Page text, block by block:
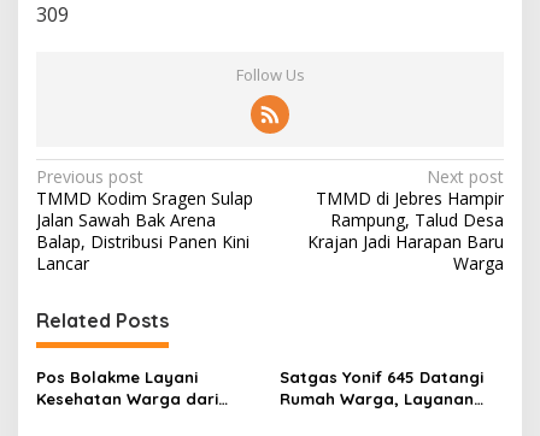
309
Follow Us
P
o
s
n
a
v
Previous post
TMMD Kodim Sragen Sulap
Jalan Sawah Bak Arena
Balap, Distribusi Panen Kini
Lancar
Next post
TMMD di Jebres Hampir
Rampung, Talud Desa
Krajan Jadi Harapan Baru
Warga
Related Posts
Pos Bolakme Layani
Kesehatan Warga dari
Satgas Yonif 645 Datangi
Rumah Warga, Layanan